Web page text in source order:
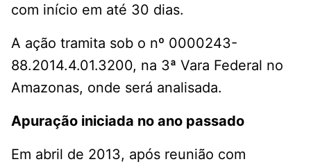
com início em até 30 dias.
A ação tramita sob o nº 0000243-
88.2014.4.01.3200, na 3ª Vara Federal no
Amazonas, onde será analisada.
Apuração iniciada no ano passado
Em abril de 2013, após reunião com